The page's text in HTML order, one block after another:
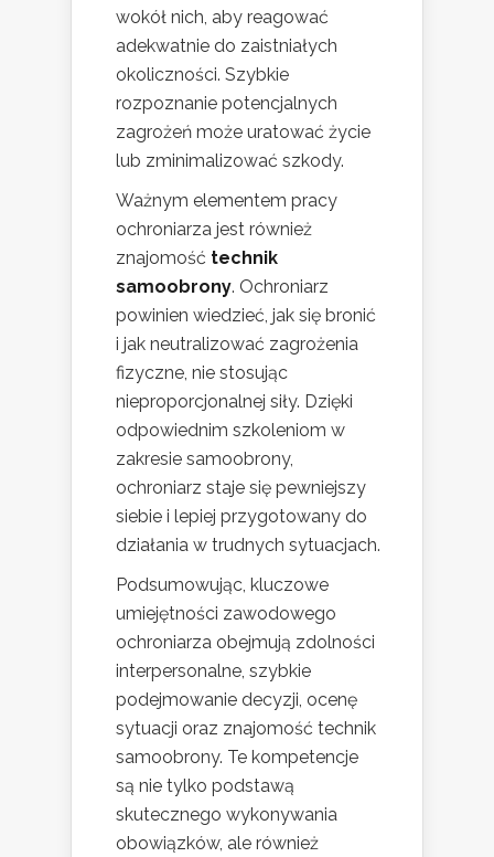
wokół nich, aby reagować
adekwatnie do zaistniałych
okoliczności. Szybkie
rozpoznanie potencjalnych
zagrożeń może uratować życie
lub zminimalizować szkody.
Ważnym elementem pracy
ochroniarza jest również
znajomość technik
samoobrony. Ochroniarz
powinien wiedzieć, jak się bronić
i jak neutralizować zagrożenia
fizyczne, nie stosując
nieproporcjonalnej siły. Dzięki
odpowiednim szkoleniom w
zakresie samoobrony,
ochroniarz staje się pewniejszy
siebie i lepiej przygotowany do
działania w trudnych sytuacjach.
Podsumowując, kluczowe
umiejętności zawodowego
ochroniarza obejmują zdolności
interpersonalne, szybkie
podejmowanie decyzji, ocenę
sytuacji oraz znajomość technik
samoobrony. Te kompetencje
są nie tylko podstawą
skutecznego wykonywania
obowiązków, ale również